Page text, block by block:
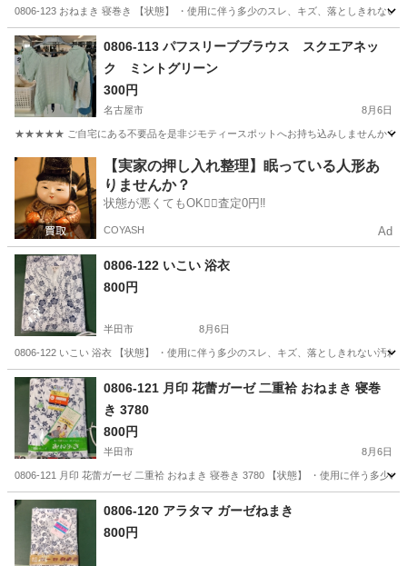
0806-123 おねまき 寝巻き 【状態】 ・使用に伴う多少のスレ、キズ、落としきれな
愛知 半田市 現地
0806-113 パフスリーブブラウス スクエアネッ
ク ミントグリーン
300円
名古屋市 8月6日
★★★★★ ご自宅にある不要品を是非ジモティースポットへお持ち込みしませんか？
愛知 名古屋市 ブラウス ミント
【実家の押し入れ整理】眠っている人形あ
りませんか？
状態が悪くてもOK🙆‍♀️査定0円‼️
COYASH Ad
0806-122 いこい 浴衣
800円
半田市 8月6日
0806-122 いこい 浴衣 【状態】 ・使用に伴う多少のスレ、キズ、落としきれない汚
愛知 半田市 現地
0806-121 月印 花蕾ガーゼ 二重袷 おねまき 寝巻
き 3780
800円
半田市 8月6日
0806-121 月印 花蕾ガーゼ 二重袷 おねまき 寝巻き 3780 【状態】 ・使用に伴う多少
愛知 半田市 現地
0806-120 アラタマ ガーゼねまき
800円